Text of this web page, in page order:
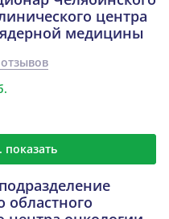
центра
медицины
показать
областного